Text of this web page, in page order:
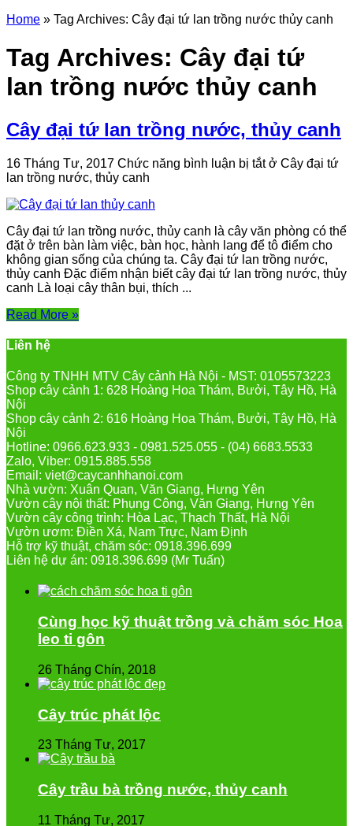
Home » Tag Archives: Cây đại tứ lan trồng nước thủy canh
Tag Archives: Cây đại tứ
lan trồng nước thủy canh
Cây đại tứ lan trồng nước, thủy canh
16 Tháng Tư, 2017 Chức năng bình luận bị tắtở Cây đại tứ
lan trồng nước, thủy canh
Cây đại tứ lan trồng nước, thủy canh là cây văn phòng có thể
đặt ở trên bàn làm việc, bàn học, hành lang để tô điểm cho
không gian sống của chúng ta. Cây đại tứ lan trồng nước,
thủy canh Đặc điểm nhận biết cây đại tứ lan trồng nước, thủy
canh Là loại cây thân bụi, thích ...
Read More »
Liên hệ
Công ty TNHH MTV Cây cảnh Hà Nội - MST: 0105573223
Shop cây cảnh 1: 628 Hoàng Hoa Thám, Bưởi, Tây Hồ, Hà
Nội
Shop cây cảnh 2: 616 Hoàng Hoa Thám, Bưởi, Tây Hồ, Hà
Nội
Hotline: 0966.623.933 - 0981.525.055 - (04) 6683.5533
Zalo, Viber: 0915.885.558
Email: viet@caycanhhanoi.com
Nhà vườn: Xuân Quan, Văn Giang, Hưng Yên
Vườn cây nội thất: Phụng Công, Văn Giang, Hưng Yên
Vườn cây công trình: Hòa Lạc, Thạch Thất, Hà Nội
Vườn ươm: Điền Xá, Nam Trực, Nam Định
Hỗ trợ kỹ thuật, chăm sóc: 0918.396.699
Liên hệ dự án: 0918.396.699 (Mr Tuấn)
Cùng học kỹ thuật trồng và chăm sóc Hoa
leo ti gôn
26 Tháng Chín, 2018
Cây trúc phát lộc
23 Tháng Tư, 2017
Cây trầu bà trồng nước, thủy canh
11 Tháng Tư, 2017